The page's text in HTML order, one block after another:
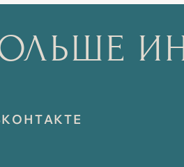
КОНТАКТЕ